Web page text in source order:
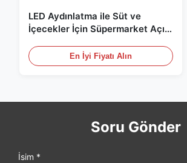
LED Aydınlatma ile Süt ve
İçecekler İçin Süpermarket Açık
En İyi Fiyatı Alın
Soru Gönder
İsim *